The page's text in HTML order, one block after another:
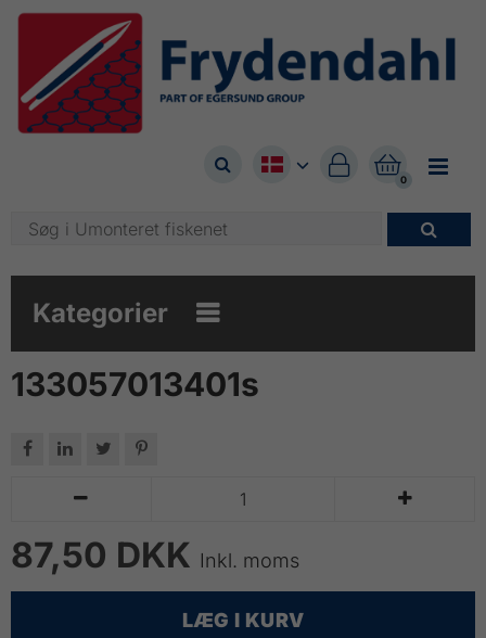


0


Kategorier 
133057013401s
   
 
87,50 DKK Inkl. moms
LÆG I KURV